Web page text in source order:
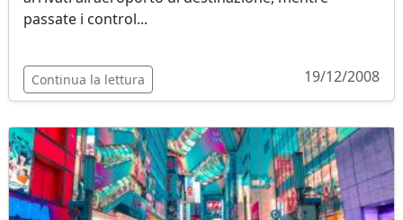
passate i control...
Continua la lettura 19/12/2008